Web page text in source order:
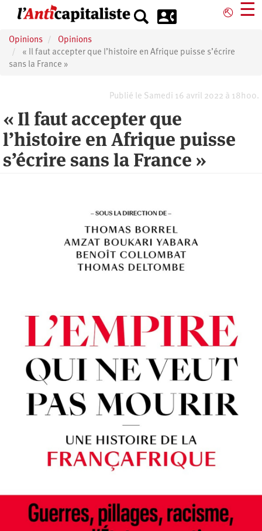
principal
⎋ ☰
Opinions
Opinions
« Il faut accepter que l’histoire en Afrique puisse s’écrire
sans la France »
Publié le Samedi 16 avril 2022 à 18h00.
« Il faut accepter que
l’histoire en Afrique puisse
s’écrire sans la France »